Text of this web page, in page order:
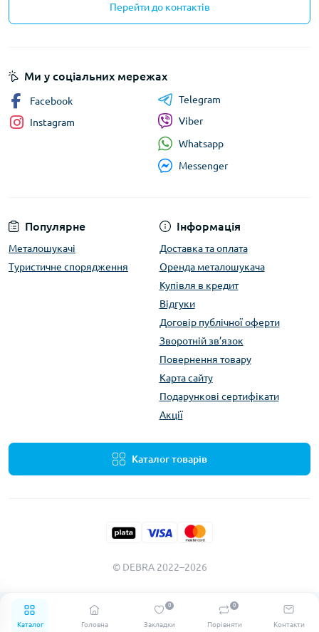
Каталог Головна Закладки
0
Порівняти
0
Контакти
Перейти до контактів
Популярне
Металошукачі
Туристичне спорядження
Інформація
Доставка та оплата
Оренда металошукача
Купівля в кредит
Відгуки
Договір публічної оферти
Зворотній зв’язок
Повернення товару
Карта сайту
Подарункові сертифікати
Акції
Каталог товарів
Ми у соціальних мережах
Facebook
Instagram
Telegram
Viber
Whatsapp
Messenger
© DEBRA 2022–2026